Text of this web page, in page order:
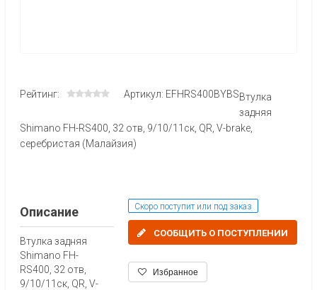
Рейтинг: Артикул: EFHRS400BYBSВтулка
задняя
Shimano FH-RS400, 32 отв, 9/10/11ск, QR, V-brake,
серебристая (Малайзия)
Скоро поступит или под заказ
СООБЩИТЬ О ПОСТУПЛЕНИИ
Избранное
Описание
Втулка задняя
Shimano FH-
RS400, 32 отв,
9/10/11ск, QR, V-